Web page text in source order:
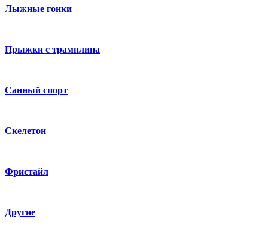
Лыжные гонки
Прыжки с трамплина
Санный спорт
Скелетон
Фристайл
Другие